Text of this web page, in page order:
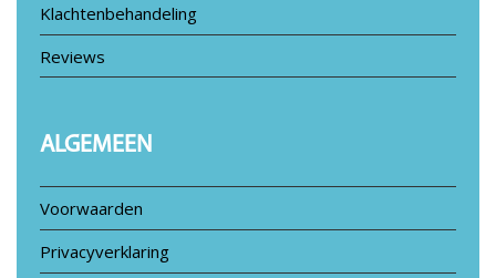
Klachtenbehandeling
Reviews
ALGEMEEN
Voorwaarden
Privacyverklaring